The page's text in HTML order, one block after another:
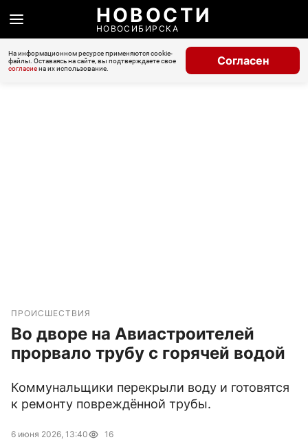
НОВОСТИ
НОВОСИБИРСКА
На информационном ресурсе применяются cookie-
файлы. Оставаясь на сайте, вы подтверждаете свое
согласиена их использование.
Согласен
ПРОИСШЕСТВИЯ
Во дворе на Авиастроителей
прорвало трубу с горячей водой
Коммунальщики перекрыли воду и готовятся
к ремонту повреждённой трубы.
6 июня 2026, 13:40 16